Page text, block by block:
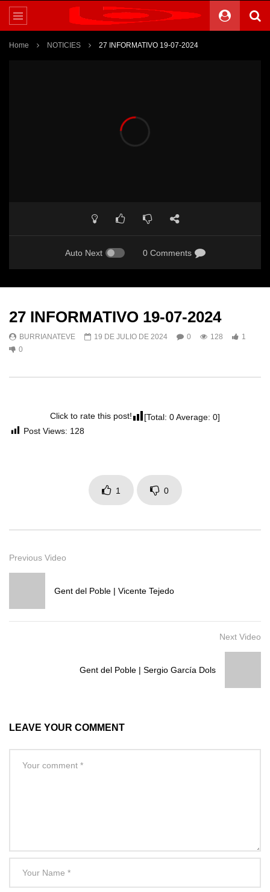
Home NOTICIES 27 INFORMATIVO 19-07-2024
Auto Next 0 Comments
27 INFORMATIVO 19-07-2024
BURRIANATEVE 19 DE JULIO DE 2024 0 128
1
0
Click to rate this post! [Total: 0Average: 0]
Post Views: 128
1 0
Previous Video
Gent del Poble | Vicente Tejedo
Next Video
Gent del Poble | Sergio García Dols
LEAVE YOUR COMMENT